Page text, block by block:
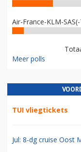
Air-France-KLM-
Meer polls
TUI vliegtickets
Jul: 8-dg cruise Oost